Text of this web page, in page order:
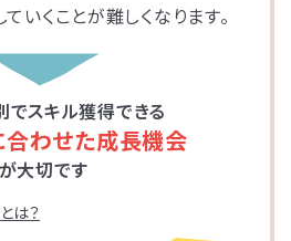
いくことが難しくなります。
でスキル獲得できる
合わせた成長機会
が大切です
は？